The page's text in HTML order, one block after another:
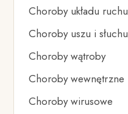
Choroby układu ruchu
Choroby uszu i słuchu
Choroby wątroby
Choroby wewnętrzne
Choroby wirusowe